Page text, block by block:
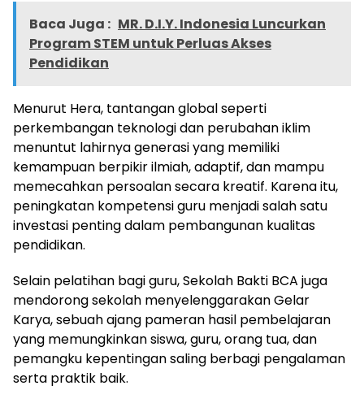
Baca Juga : MR. D.I.Y. Indonesia Luncurkan
Program STEM untuk Perluas Akses
Pendidikan
Menurut Hera, tantangan global seperti
perkembangan teknologi dan perubahan iklim
menuntut lahirnya generasi yang memiliki
kemampuan berpikir ilmiah, adaptif, dan mampu
memecahkan persoalan secara kreatif. Karena itu,
peningkatan kompetensi guru menjadi salah satu
investasi penting dalam pembangunan kualitas
pendidikan.
Selain pelatihan bagi guru, Sekolah Bakti BCA juga
mendorong sekolah menyelenggarakan Gelar
Karya, sebuah ajang pameran hasil pembelajaran
yang memungkinkan siswa, guru, orang tua, dan
pemangku kepentingan saling berbagi pengalaman
serta praktik baik.